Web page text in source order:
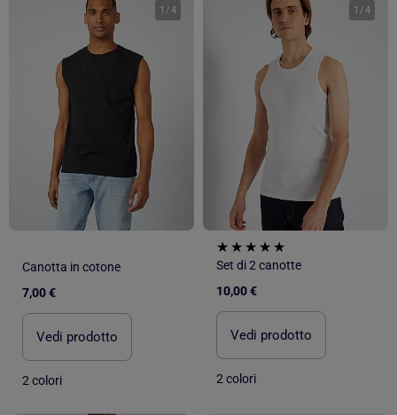
1 /4
Canotta in cotone
7,00 €
Vedi prodotto
2 colori
1 /4
Set di 2 canotte
10,00 €
Vedi prodotto
2 colori